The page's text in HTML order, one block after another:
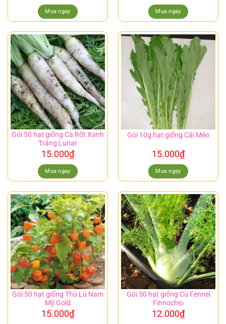
Mua ngay Mua ngay
Gói 50 hạt giống Cà Rốt Xanh
Trắng Lunar
15.000₫
Mua ngay
Gói 10g hạt giống Cải Mèo
15.000₫
Mua ngay
Gói 50 hạt giống Thù Lù Nam
Mỹ Gold
15.000₫
Gói 50 hạt giống Củ Fennel
Finnochio
12.000₫